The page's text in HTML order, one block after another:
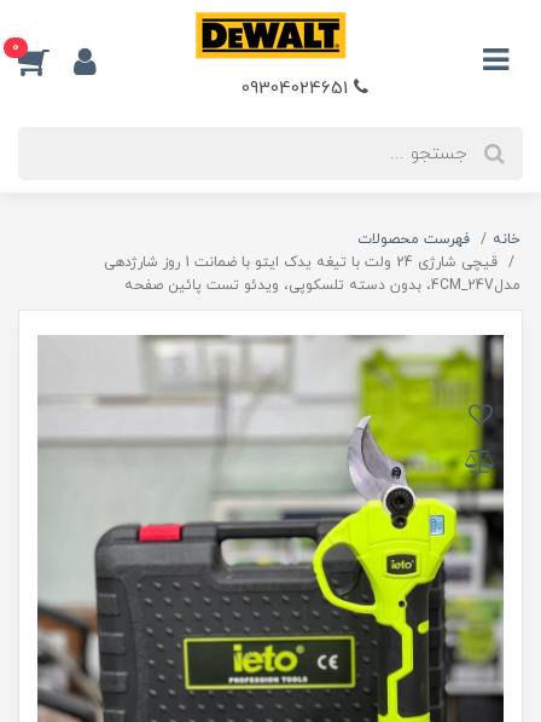
0
خانه
فهرست محصولات
قیچی شارژی 24 ولت با تیغه یدک ایتو با ضمانت 1 روز شارژدهی
مدل4CM_24V، بدون دسته تلسکوپی، ویدئو تست پائین صفحه